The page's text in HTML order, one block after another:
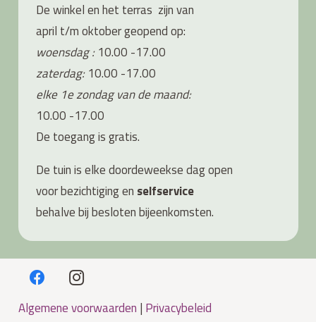
De winkel en het terras zijn van
april t/m oktober geopend op:
woensdag :10.00 -17.00
zaterdag: 10.00 -17.00
elke 1e zondag van de maand:
10.00 -17.00
De toegang is gratis.
De tuin is elke doordeweekse dag open
voor bezichtiging en selfservice
behalve bij besloten bijeenkomsten.
Algemene voorwaarden | Privacybeleid